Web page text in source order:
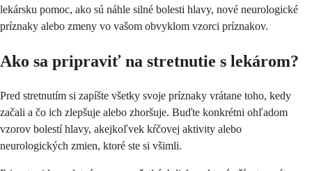
lekársku pomoc, ako sú náhle silné bolesti hlavy, nové neurologické
príznaky alebo zmeny vo vašom obvyklom vzorci príznakov.
Ako sa pripraviť na stretnutie s lekárom?
Pred stretnutím si zapíšte všetky svoje príznaky vrátane toho, kedy
začali a čo ich zlepšuje alebo zhoršuje. Buďte konkrétni ohľadom
vzorov bolestí hlavy, akejkoľvek kŕčovej aktivity alebo
neurologických zmien, ktoré ste si všimli.